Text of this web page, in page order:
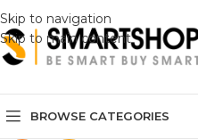
Skip to navigation
Skip to main content
BROWSE CATEGORIES